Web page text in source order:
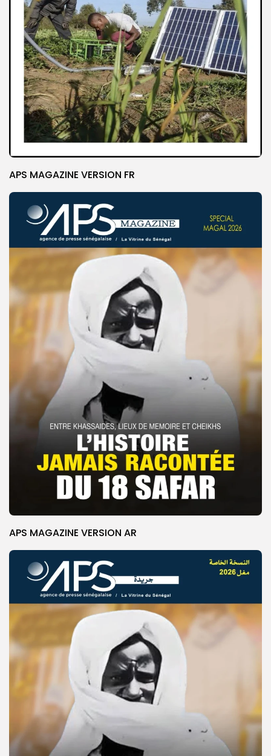
© Copyright 2025, APS
APS MAGAZINE VERSION FR
APS MAGAZINE VERSION AR